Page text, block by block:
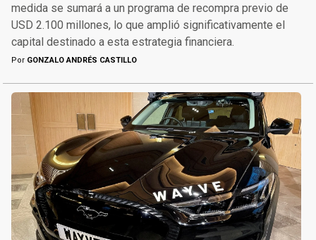
medida se sumará a un programa de recompra previo de
USD 2.100 millones, lo que amplió significativamente el
capital destinado a esta estrategia financiera.
Por GONZALO ANDRÉS CASTILLO